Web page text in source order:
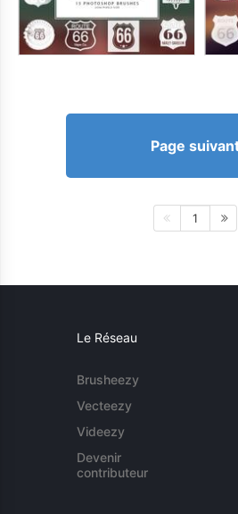
Page
1
Le Réseau
Brusheezy
Vecteezy
Videezy
Devenir
contributeur